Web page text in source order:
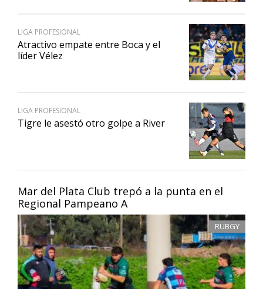
Mar del Plata Club trepó a la punta en el
Regional Pampeano A
RUBGY
LIGA PROFESIONAL
Atractivo empate entre Boca y el
líder Vélez
LIGA PROFESIONAL
Tigre le asestó otro golpe a River